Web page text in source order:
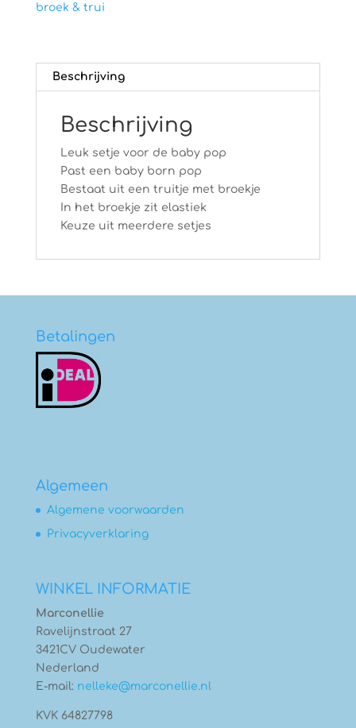
broek & trui
Beschrijving
Beschrijving
Leuk setje voor de baby pop
Past een baby born pop
Bestaat uit een truitje met broekje
In het broekje zit elastiek
Keuze uit meerdere setjes
Betalingen
Algemeen
Algemene voorwaarden
Privacyverklaring
WINKEL INFORMATIE
Marconellie
Ravelijnstraat 27
3421CV Oudewater
Nederland
E-mail: nelleke@marconellie.nl
KVK 64827798